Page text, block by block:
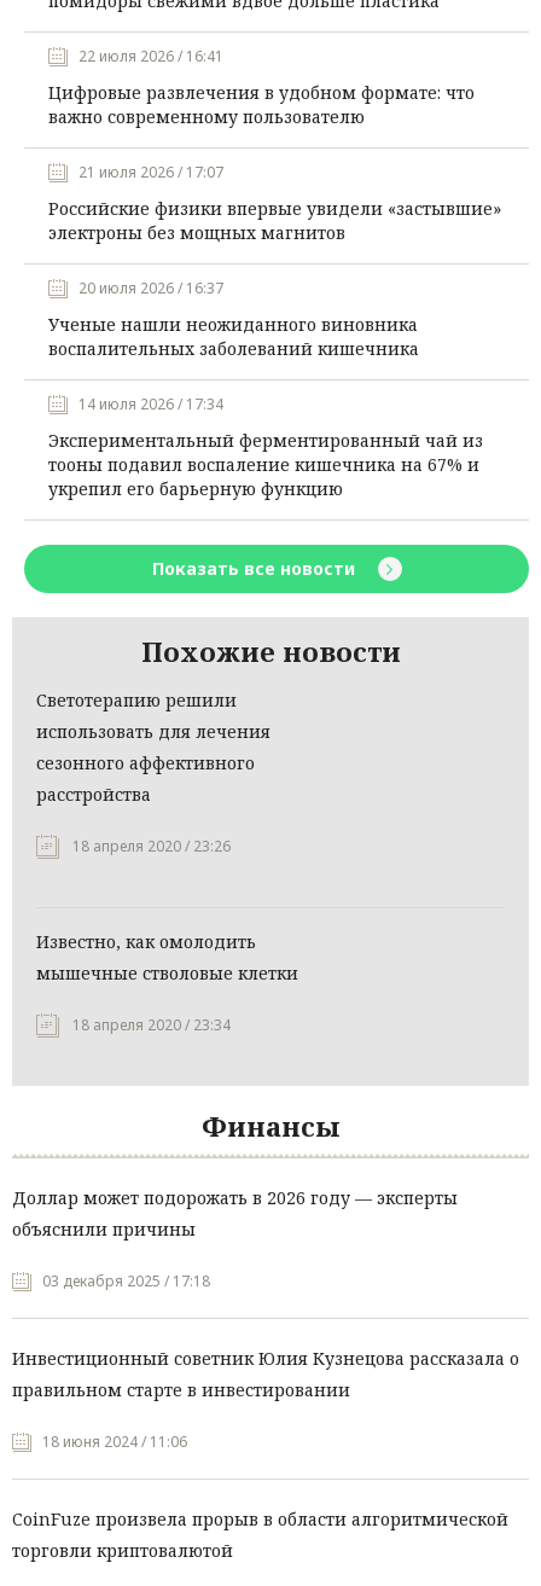
22 июля 2026 / 16:41
Цифровые развлечения в удобном формате: что
важно современному пользователю
21 июля 2026 / 17:07
Российские физики впервые увидели «застывшие»
электроны без мощных магнитов
20 июля 2026 / 16:37
Ученые нашли неожиданного виновника
воспалительных заболеваний кишечника
14 июля 2026 / 17:34
Экспериментальный ферментированный чай из
тооны подавил воспаление кишечника на 67% и
укрепил его барьерную функцию
Показать все новости
Похожие новости
Светотерапию решили
использовать для лечения
сезонного аффективного
расстройства
18 апреля 2020 / 23:26
Известно, как омолодить
мышечные стволовые клетки
18 апреля 2020 / 23:34
Финансы
Доллар может подорожать в 2026 году — эксперты
объяснили причины
03 декабря 2025 / 17:18
Инвестиционный советник Юлия Кузнецова рассказала о
правильном старте в инвестировании
18 июня 2024 / 11:06
CoinFuze произвела прорыв в области алгоритмической
торговли криптовалютой